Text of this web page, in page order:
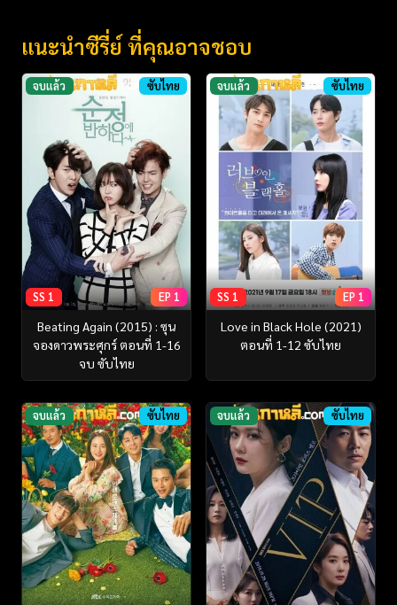
แนะนำซีรี่ย์ ที่คุณอาจชอบ
จบแล้ว ซับไทย
SS 1 EP 1
Beating Again (2015) : ซุน
จองดาวพระศุกร์ ตอนที่ 1-16
จบ ซับไทย
จบแล้ว ซับไทย
SS 1 EP 1
Love in Black Hole (2021)
ตอนที่ 1-12 ซับไทย
จบแล้ว ซับไทย จบแล้ว ซับไทย